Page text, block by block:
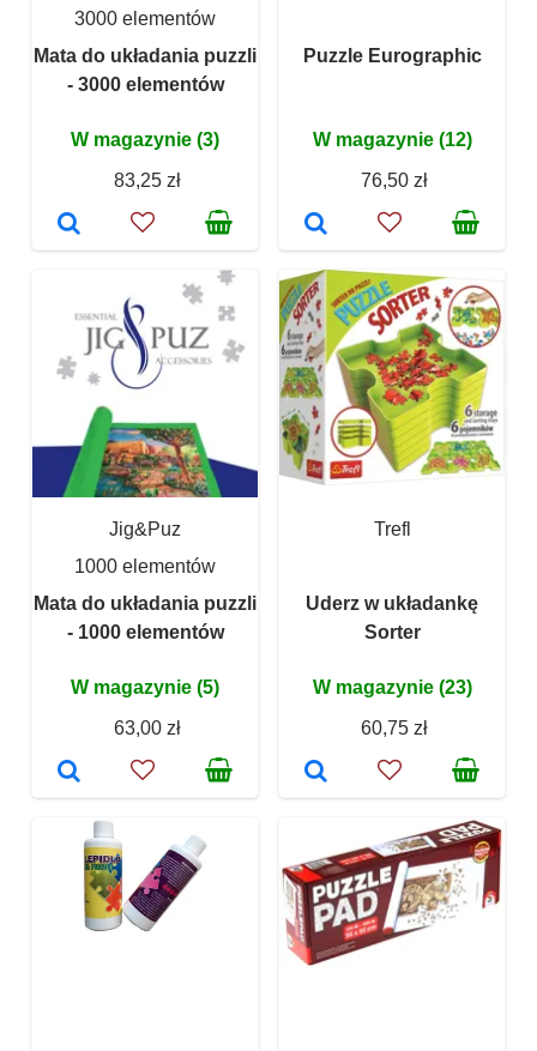
3000 elementów
Mata do układania puzzli
- 3000 elementów
W magazynie (3)
83,25 zł
Puzzle Eurographic
W magazynie (12)
76,50 zł
Jig&Puz
1000 elementów
Mata do układania puzzli
- 1000 elementów
W magazynie (5)
63,00 zł
Trefl
Uderz w układankę
Sorter
W magazynie (23)
60,75 zł